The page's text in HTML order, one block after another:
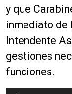
u
c
t
o
r
d
y que
inmediato de
Intendente
gestiones
funciones.